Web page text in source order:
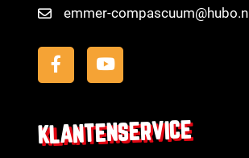
emmer-compascuum@hubo.nl
KLANTENSERVICE